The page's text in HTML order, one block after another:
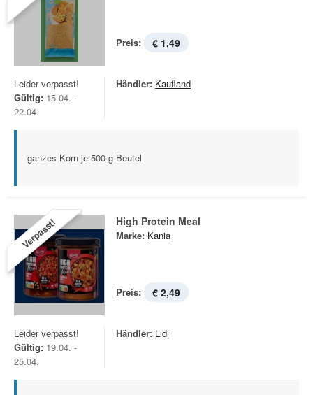
Preis: € 1,49
Leider verpasst!
Gültig: 15.04. -
22.04.
Händler: Kaufland
ganzes Korn je 500-g-Beutel
Verpasst! High Protein Meal
Marke: Kania
Preis: € 2,49
Leider verpasst!
Gültig: 19.04. -
25.04.
Händler: Lidl